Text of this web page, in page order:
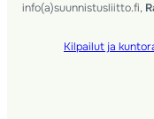
info(a)suunnistusliitto.fi,
Kilpailut ja